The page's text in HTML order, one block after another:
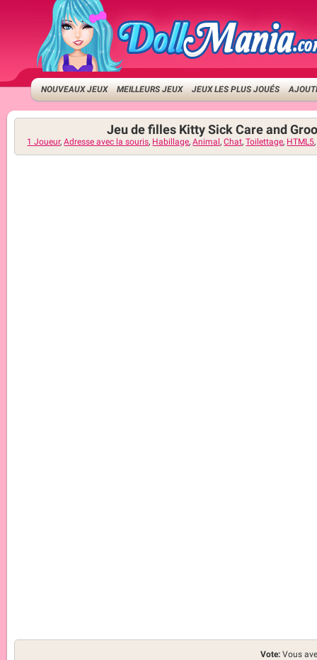
NOUVEAUX JEUX MEILLEURS JEUX JEUX LES PLUS JOUÉS
Jeu de filles Kitty Sick Care and
1 Joueur,Adresse avec la souris, Habillage,Animal,Chat,Toilettage, HTML5
Vote: Vous